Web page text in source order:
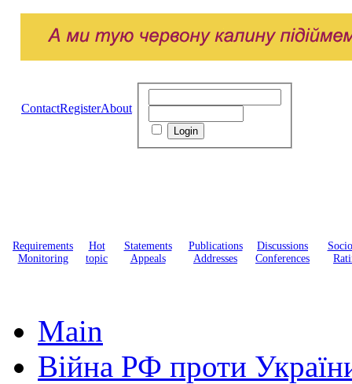
ContactRegisterAbout
Requirements
Monitoring
Hot
topic
Statements
Appeals
Publications
Addresses
Discussions
Conferences
Main
Війна РФ проти